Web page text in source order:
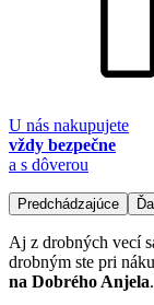
U nás nakupujete
vždy bezpečne
a s dôverou
Predchádzajúce
Aj z drobných vecí
drobným ste pri
na Dobrého Anjela